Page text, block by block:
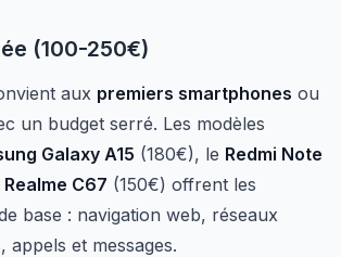
(100-250€)
aux premiers smartphones ou
un budget serré. Les modèles
Galaxy A15 (180€), le Redmi Note
Realme C67 (150€) offrent les
base : navigation web, réseaux
appels et messages.